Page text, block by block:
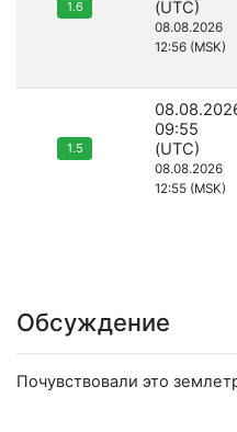
1.6
(UTC)
08.08.2026
12:56 (MSK)
1.5
09:55
(UTC)
08.08.2026
12:55 (MSK)
Обсуждение
Почувствовали это